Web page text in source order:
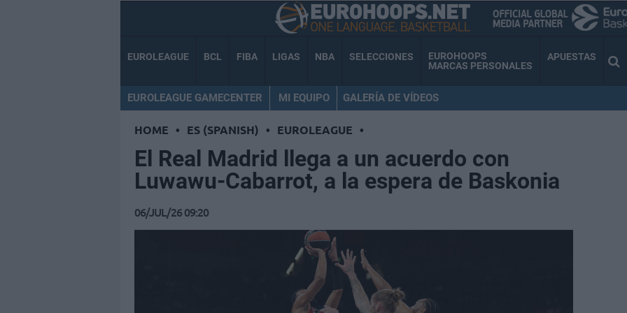
EUROLEAGUE BCL FIBA LIGAS NBA SELECCIONES
EUROHOOPS
MARCAS PERSONALES
APUESTAS
EUROLEAGUE GAMECENTER MI EQUIPO GALERÍA DE VÍDEOS
HOME • ES (SPANISH) • EUROLEAGUE •
El Real Madrid llega a un acuerdo con
Luwawu-Cabarrot, a la espera de Baskonia
06/JUL/26 09:20